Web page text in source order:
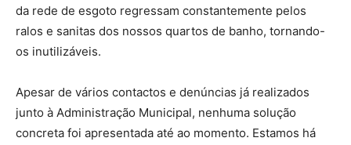
da rede de esgoto regressam constantemente pelos
ralos e sanitas dos nossos quartos de banho, tornando-
os inutilizáveis.
Apesar de vários contactos e denúncias já realizados
junto à Administração Municipal, nenhuma solução
concreta foi apresentada até ao momento. Estamos há